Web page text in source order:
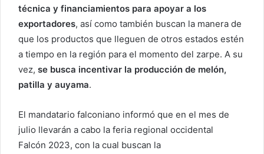
técnica y financiamientos para apoyar a los
exportadores, así como también buscan la manera de
que los productos que lleguen de otros estados estén
a tiempo en la región para el momento del zarpe. A su
vez, se busca incentivar la producción de melón,
patilla y auyama.
El mandatario falconiano informó que en el mes de
julio llevarán a cabo la feria regional occidental
Falcón 2023, con la cual buscan la